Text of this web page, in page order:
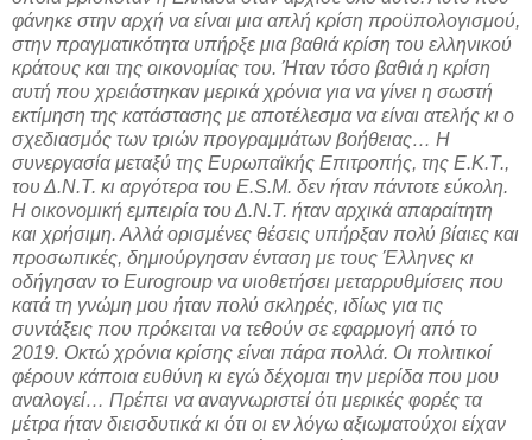
φάνηκε στην αρχή να είναι μια απλή κρίση προϋπολογισμού,
στην πραγματικότητα υπήρξε μια βαθιά κρίση του ελληνικού
κράτους και της οικονομίας του. Ήταν τόσο βαθιά η κρίση
αυτή που χρειάστηκαν μερικά χρόνια για να γίνει η σωστή
εκτίμηση της κατάστασης με αποτέλεσμα να είναι ατελής κι ο
σχεδιασμός των τριών προγραμμάτων βοήθειας… Η
συνεργασία μεταξύ της Ευρωπαϊκής Επιτροπής, της Ε.Κ.Τ.,
του Δ.Ν.Τ. κι αργότερα του E.S.M. δεν ήταν πάντοτε εύκολη.
Η οικονομική εμπειρία του Δ.Ν.Τ. ήταν αρχικά απαραίτητη
και χρήσιμη. Αλλά ορισμένες θέσεις υπήρξαν πολύ βίαιες και
προσωπικές, δημιούργησαν ένταση με τους Έλληνες κι
οδήγησαν το Eurogroup να υιοθετήσει μεταρρυθμίσεις που
κατά τη γνώμη μου ήταν πολύ σκληρές, ιδίως για τις
συντάξεις που πρόκειται να τεθούν σε εφαρμογή από το
2019. Οκτώ χρόνια κρίσης είναι πάρα πολλά. Οι πολιτικοί
φέρουν κάποια ευθύνη κι εγώ δέχομαι την μερίδα που μου
αναλογεί… Πρέπει να αναγνωριστεί ότι μερικές φορές τα
μέτρα ήταν διεισδυτικά κι ότι οι εν λόγω αξιωματούχοι είχαν